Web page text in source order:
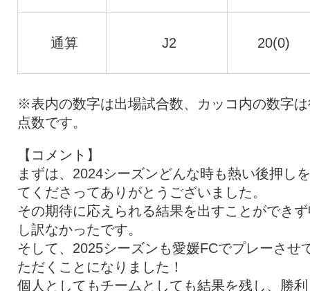
通算 J2 20(0)
※表内の数字は出場試合数、カッコ内の数字
点数です。
【コメント】
まずは、2024シーズンどんな時も熱い後押し
てくださってありがとうございました。
その期待に応えられる結果を出すことができ
し訳なかったです。
そして、2025シーズンも愛媛FCでプレーさせ
ただくことになりました！
個人としてもチームとしても結果を残し、勝